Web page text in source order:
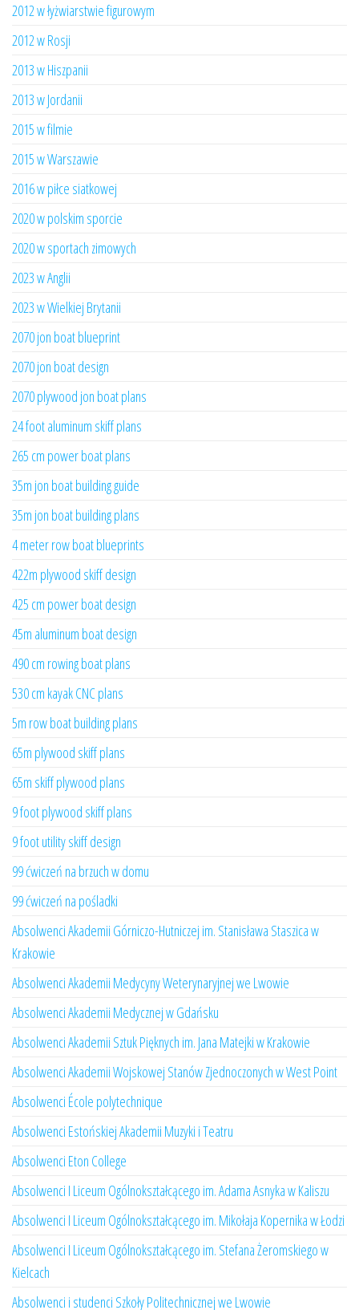
2012 w łyżwiarstwie figurowym
2012 w Rosji
2013 w Hiszpanii
2013 w Jordanii
2015 w filmie
2015 w Warszawie
2016 w piłce siatkowej
2020 w polskim sporcie
2020 w sportach zimowych
2023 w Anglii
2023 w Wielkiej Brytanii
2070 jon boat blueprint
2070 jon boat design
2070 plywood jon boat plans
24 foot aluminum skiff plans
265 cm power boat plans
35m jon boat building guide
35m jon boat building plans
4 meter row boat blueprints
422m plywood skiff design
425 cm power boat design
45m aluminum boat design
490 cm rowing boat plans
530 cm kayak CNC plans
5m row boat building plans
65m plywood skiff plans
65m skiff plywood plans
9 foot plywood skiff plans
9 foot utility skiff design
99 ćwiczeń na brzuch w domu
99 ćwiczeń na pośladki
Absolwenci Akademii Górniczo-Hutniczej im. Stanisława Staszica w
Krakowie
Absolwenci Akademii Medycyny Weterynaryjnej we Lwowie
Absolwenci Akademii Medycznej w Gdańsku
Absolwenci Akademii Sztuk Pięknych im. Jana Matejki w Krakowie
Absolwenci Akademii Wojskowej Stanów Zjednoczonych w West Point
Absolwenci École polytechnique
Absolwenci Estońskiej Akademii Muzyki i Teatru
Absolwenci Eton College
Absolwenci I Liceum Ogólnokształcącego im. Adama Asnyka w Kaliszu
Absolwenci I Liceum Ogólnokształcącego im. Mikołaja Kopernika w Łodzi
Absolwenci I Liceum Ogólnokształcącego im. Stefana Żeromskiego w
Kielcach
Absolwenci i studenci Szkoły Politechnicznej we Lwowie